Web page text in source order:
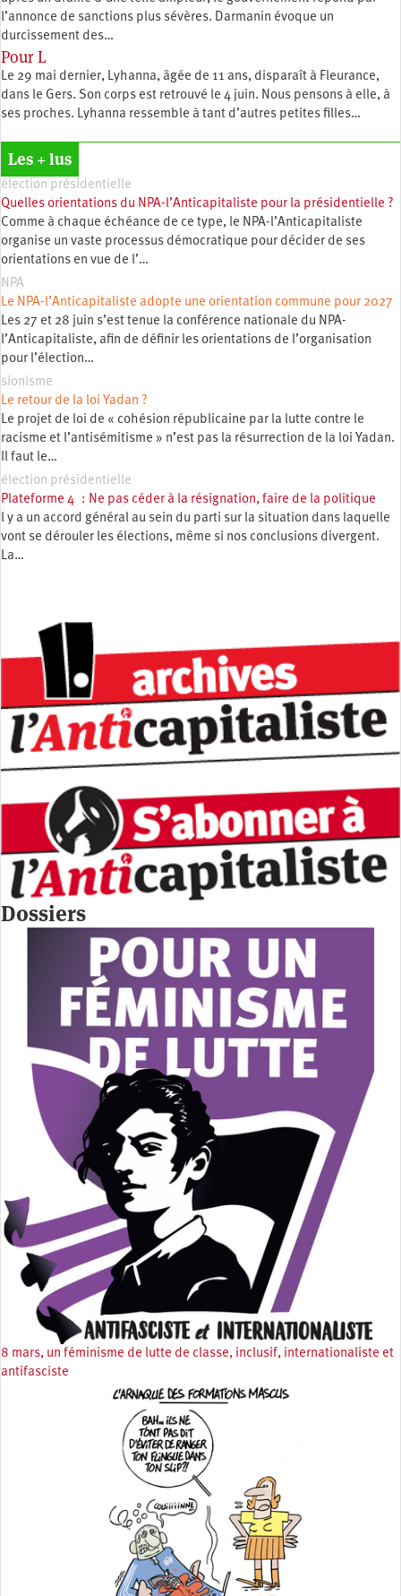
l’annonce de sanctions plus sévères. Darmanin évoque un
durcissement des…
Pour L
Le 29 mai dernier, Lyhanna, âgée de 11 ans, disparaît à Fleurance,
dans le Gers. Son corps est retrouvé le 4 juin. Nous pensons à elle, à
ses proches. Lyhanna ressemble à tant d’autres petites filles…
Les + lus
élection présidentielle
Quelles orientations du NPA-l’Anticapitaliste pour la présidentielle ?
Comme à chaque échéance de ce type, le NPA-l’Anticapitaliste
organise un vaste processus démocratique pour décider de ses
orientations en vue de l’…
NPA
Le NPA-l’Anticapitaliste adopte une orientation commune pour 2027
Les 27 et 28 juin s’est tenue la conférence nationale du NPA-
l’Anticapitaliste, afin de définir les orientations de l’organisation
pour l’élection…
sionisme
Le retour de la loi Yadan ?
Le projet de loi de « cohésion républicaine par la lutte contre le
racisme et l’antisémitisme » n’est pas la résurrection de la loi Yadan.
Il faut le…
élection présidentielle
Plateforme 4 : Ne pas céder à la résignation, faire de la politique
l y a un accord général au sein du parti sur la situation dans laquelle
vont se dérouler les élections, même si nos conclusions divergent.
La…
Dossiers
8 mars, un féminisme de lutte de classe, inclusif, internationaliste et
antifasciste